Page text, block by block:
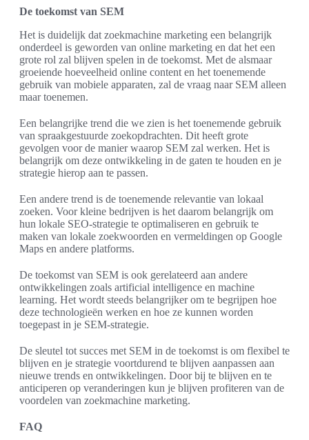
De toekomst van SEM
Het is duidelijk dat zoekmachine marketing een belangrijk
onderdeel is geworden van online marketing en dat het een
grote rol zal blijven spelen in de toekomst. Met de alsmaar
groeiende hoeveelheid online content en het toenemende
gebruik van mobiele apparaten, zal de vraag naar SEM alleen
maar toenemen.
Een belangrijke trend die we zien is het toenemende gebruik
van spraakgestuurde zoekopdrachten. Dit heeft grote
gevolgen voor de manier waarop SEM zal werken. Het is
belangrijk om deze ontwikkeling in de gaten te houden en je
strategie hierop aan te passen.
Een andere trend is de toenemende relevantie van lokaal
zoeken. Voor kleine bedrijven is het daarom belangrijk om
hun lokale SEO-strategie te optimaliseren en gebruik te
maken van lokale zoekwoorden en vermeldingen op Google
Maps en andere platforms.
De toekomst van SEM is ook gerelateerd aan andere
ontwikkelingen zoals artificial intelligence en machine
learning. Het wordt steeds belangrijker om te begrijpen hoe
deze technologieën werken en hoe ze kunnen worden
toegepast in je SEM-strategie.
De sleutel tot succes met SEM in de toekomst is om flexibel te
blijven en je strategie voortdurend te blijven aanpassen aan
nieuwe trends en ontwikkelingen. Door bij te blijven en te
anticiperen op veranderingen kun je blijven profiteren van de
voordelen van zoekmachine marketing.
FAQ